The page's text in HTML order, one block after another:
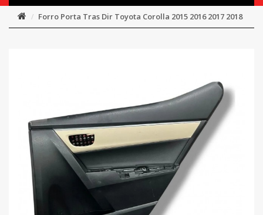
Forro Porta Tras Dir Toyota Corolla 2015 2016 2017 2018